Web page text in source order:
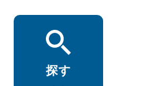
探す